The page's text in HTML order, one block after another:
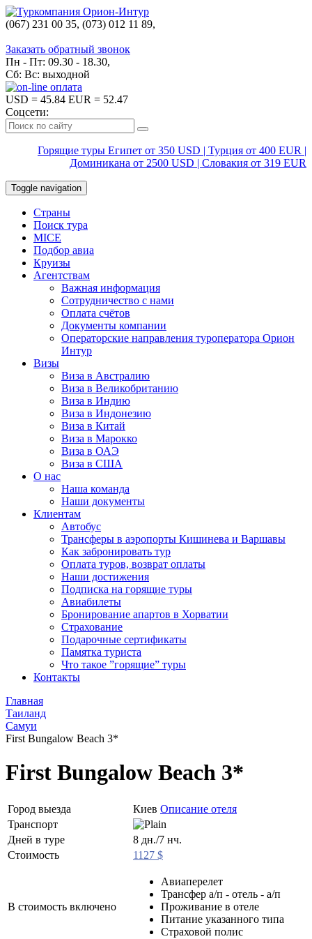
(067) 231 00 35, (073) 012 11 89,
Заказать обратный звонок
Пн - Пт: 09.30 - 18.30,
Сб: Вс: выходной
USD = 45.84 EUR = 52.47
Соцсети:
Горящие туры Египет от 350 USD | Турция от 400 EUR |
Доминикана от 2500 USD | Словакия от 319 EUR
Toggle navigation
Страны
Поиск тура
MICE
Подбор авиа
Круизы
Агентствам
Важная информация
Сотрудничество с нами
Оплата счётов
Документы компании
Операторские направления туроператора Орион
Интур
Визы
Виза в Австралию
Виза в Великобританию
Виза в Индию
Виза в Индонезию
Виза в Китай
Виза в Марокко
Виза в ОАЭ
Виза в США
О нас
Наша команда
Наши документы
Клиентам
Автобус
Трансферы в аэропорты Кишинева и Варшавы
Как забронировать тур
Оплата туров, возврат оплаты
Наши достижения
Подписка на горящие туры
Авиабилеты
Бронирование апартов в Хорватии
Страхование
Подарочные сертификаты
Памятка туриста
Что такое ”горящие” туры
Контакты
Главная
Таиланд
Самуи
First Bungalow Beach 3*
First Bungalow Beach 3*
Город выезда Киев Описание отеля
Транспорт
Дней в туре
8 дн./7 нч.
Стоимость
1127 $
В стоимость включено
Авиаперелет
Трансфер а/п - отель - а/п
Проживание в отеле
Питание указанного типа
Страховой полис